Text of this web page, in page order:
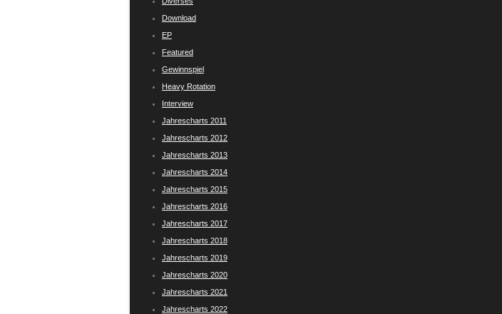
Download
EP
Featured
Gewinnspiel
Heavy Rotation
Interview
Jahrescharts 2011
Jahrescharts 2012
Jahrescharts 2013
Jahrescharts 2014
Jahrescharts 2015
Jahrescharts 2016
Jahrescharts 2017
Jahrescharts 2018
Jahrescharts 2019
Jahrescharts 2020
Jahrescharts 2021
Jahrescharts 2022